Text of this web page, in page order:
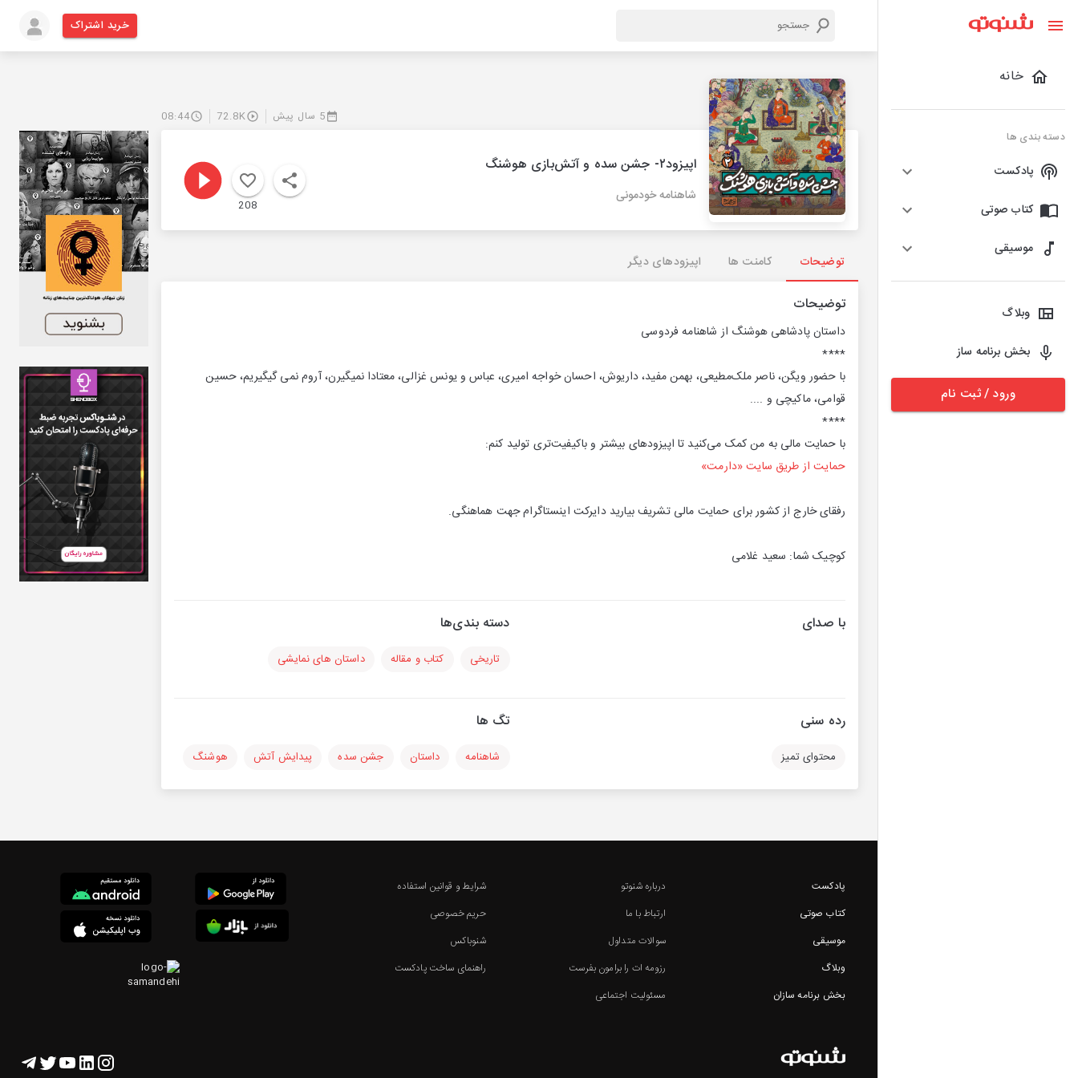
خانه
دسته بندی ها
پادکست
کتاب صوتی
موسیقی
وبلاگ
بخش برنامه ساز
ورود / ثبت نام
خرید اشتراک
5 سال پیش 72.8K
08:44
اپیزود۲- جشن سده و آتش‌بازی هوشنگ
شاهنامه خودمونی
208
توضیحات کامنت ها اپیزودهای دیگر
توضیحات
داستان پادشاهی هوشنگ از شاهنامه فردوسی
****
با حضور ویگن، ناصر ملک‌مطیعی، بهمن مفید، داریوش، احسان خواجه امیری، عباس و یونس غزالی، معتادا نمیگیرن، آروم نمی گیگیریم، حسین
قوامی، ماکیچی و ....
****
با حمایت مالی به من کمک می‌کنید تا اپیزودهای بیشتر و باکیفیت‌تری تولید کنم:
حمایت از طریق سایت «دارمت»
رفقای خارج از کشور برای حمایت مالی تشریف بیارید دایرکت اینستاگرام جهت هماهنگی.
کوچیک شما: سعید غلامی
با صدای دسته بندی‌ها
تاریخی کتاب و مقاله داستان های نمایشی
رده سنی
محتوای تمیز
تگ ها
شاهنامه داستان جشن سده پیدایش آتش هوشنگ
پادکست
کتاب صوتی
موسیقی
وبلاگ
بخش برنامه سازان
درباره شنوتو
ارتباط با ما
سوالات متداول
رزومه ات را برامون بفرست
مسئولیت اجتماعی
شرایط و قوانین استفاده
حریم خصوصی
شنوباکس
راهنمای ساخت پادکست